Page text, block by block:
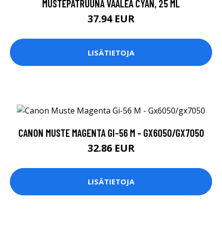
MUSTEPATRUUNA VAALEA CYAN, 25 ML
37.94 EUR
LISÄTIETOJA
CANON MUSTE MAGENTA GI-56 M - GX6050/GX7050
32.86 EUR
LISÄTIETOJA